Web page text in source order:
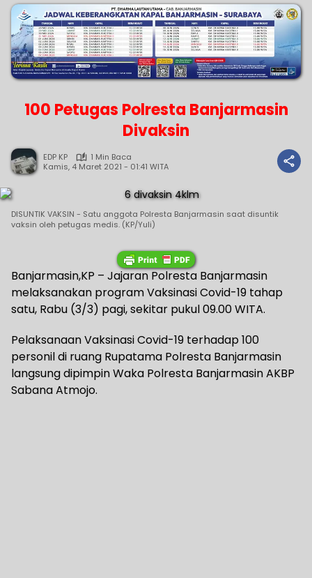
100 Petugas Polresta Banjarmasin
Divaksin
EDP KP
1 Min Baca
Kamis, 4 Maret 2021 - 01:41 WITA
DISUNTIK VAKSIN - Satu anggota Polresta Banjarmasin saat disuntik
vaksin oleh petugas medis. (KP/Yuli)
Banjarmasin,KP – Jajaran Polresta Banjarmasin
melaksanakan program Vaksinasi Covid-19 tahap
satu, Rabu (3/3) pagi, sekitar pukul 09.00 WITA.
Pelaksanaan Vaksinasi Covid-19 terhadap 100
personil di ruang Rupatama Polresta Banjarmasin
langsung dipimpin Waka Polresta Banjarmasin AKBP
Sabana Atmojo.